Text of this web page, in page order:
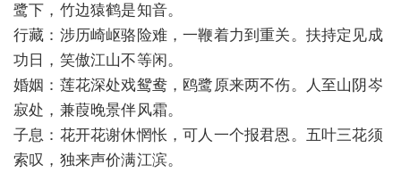
鹭下，竹边猿鹤是知音。
行藏：涉历崎岖骆险难，一鞭着力到重关。扶持定见成
功日，笑傲江山不等闲。
婚姻：莲花深处戏鸳鸯，鸥鹭原来两不伤。人至山阴岑
寂处，兼葭晚景伴风霜。
子息：花开花谢休惘怅，可人一个报君恩。五叶三花须
索叹，独来声价满江滨。